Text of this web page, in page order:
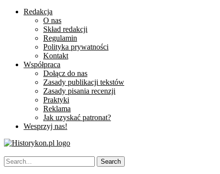
Redakcja
O nas
Skład redakcji
Regulamin
Polityka prywatności
Kontakt
Współpraca
Dołącz do nas
Zasady publikacji tekstów
Zasady pisania recenzji
Praktyki
Reklama
Jak uzyskać patronat?
Wesprzyj nas!